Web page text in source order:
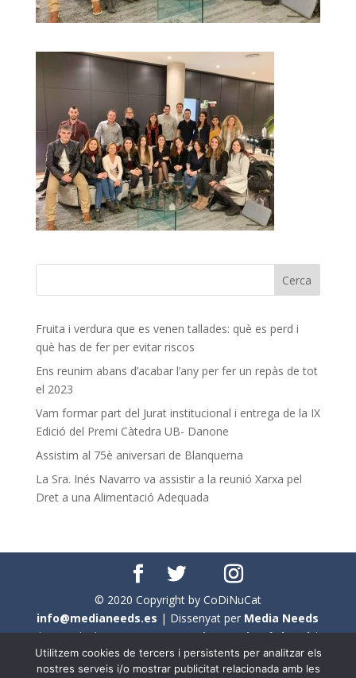
Fruita i verdura que es venen tallades: què es perd i
què has de fer per evitar riscos
Ens reunim abans d’acabar l’any per fer un repàs de tot
el 2023
Vam formar part del Jurat institucional i entrega de la IX
Edició del Premi Càtedra UB- Danone
Assistim al 75è aniversari de Blanquerna
La Sra. Inés Navarro va assistir a la reunió Xarxa pel
Dret a una Alimentació Adequada
© 2020 Copyright by CoDiNuCat
info@medianeeds.es | Dissenyat per Media Needs
| Tots els drets reservats aCoDiNuCat |Avís legal|
Avís per cookies
Utilitzem cookies de tercers i persistents per analitzar els
nostres serveis i/o mostrar publicitat relacionada amb les